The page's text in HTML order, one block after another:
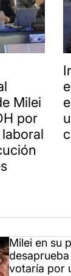
Milei
por
Milei en su
votaría por